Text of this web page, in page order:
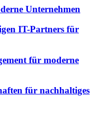
Unternehmen
IT-Partners für
für moderne
für nachhaltiges